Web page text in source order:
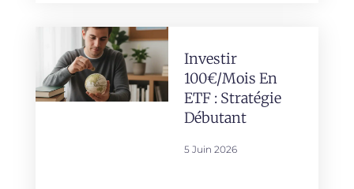
Investir
100€/mois En
ETF : Stratégie
Débutant
5 Juin 2026